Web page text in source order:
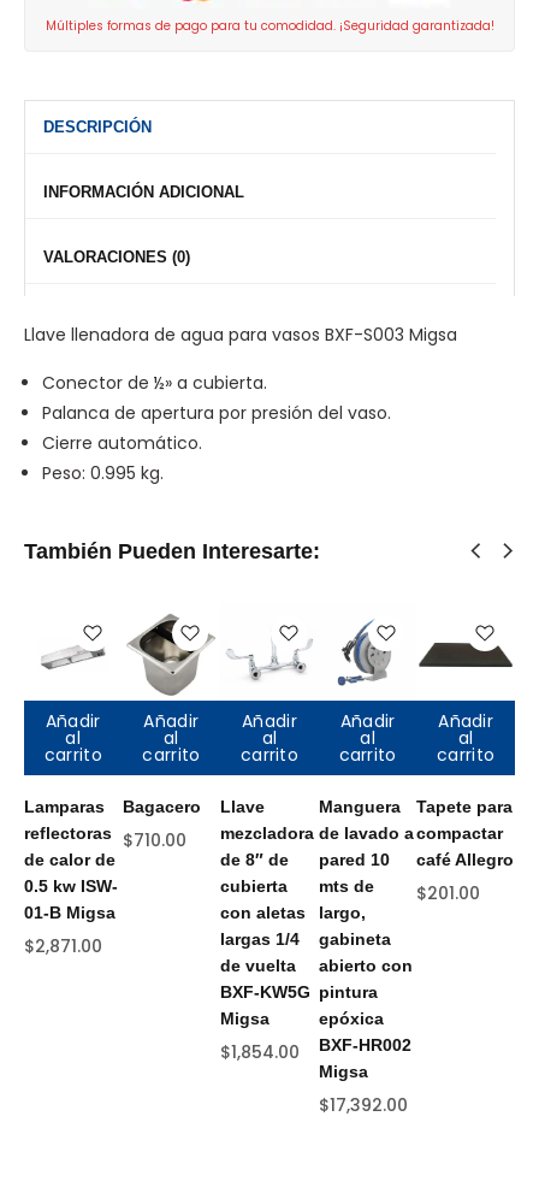
Múltiples formas de pago para tu comodidad. ¡Seguridad garantizada!
DESCRIPCIÓN
INFORMACIÓN ADICIONAL
VALORACIONES (0)
Llave llenadora de agua para vasos BXF-S003 Migsa
Conector de ½» a cubierta.
Palanca de apertura por presión del vaso.
Cierre automático.
Peso: 0.995 kg.
También Pueden Interesarte:
Añadir
al
carrito
Lamparas
reflectoras
de calor de
0.5 kw ISW-
01-B Migsa
$2,871.00
Añadir
al
carrito
Bagacero
$710.00
Añadir
al
carrito
Llave
mezcladora
de 8″ de
cubierta
con aletas
largas 1/4
de vuelta
BXF-KW5G
Migsa
$1,854.00
Añadir
al
carrito
Manguera
de lavado a
pared 10
mts de
largo,
gabineta
abierto con
pintura
epóxica
BXF-HR002
Migsa
$17,392.00
Añadir
al
carrito
Tapete para
compactar
café Allegro
$201.00